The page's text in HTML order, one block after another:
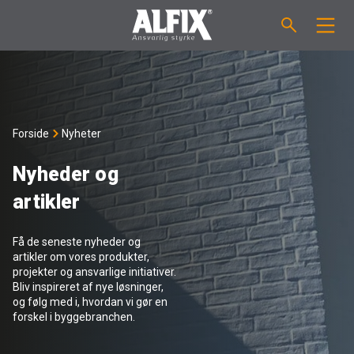
Støpemasse ”Mix”
Sparkelmasse "Mix"
Våtromsmembraner
Flislim "Fix"
Binder / Primer
VEILEDNINGER
FORBRUKSKALKULATOR
OM ALFIX
Om Alfix
Bærekraftighet
NYHETER
KONTAKT
Forside Nyheter
Nyheder og
artikler
Få de seneste nyheder og
artikler om vores produkter,
projekter og ansvarlige initiativer.
Bliv inspireret af nye løsninger,
og følg med i, hvordan vi gør en
forskel i byggebranchen.